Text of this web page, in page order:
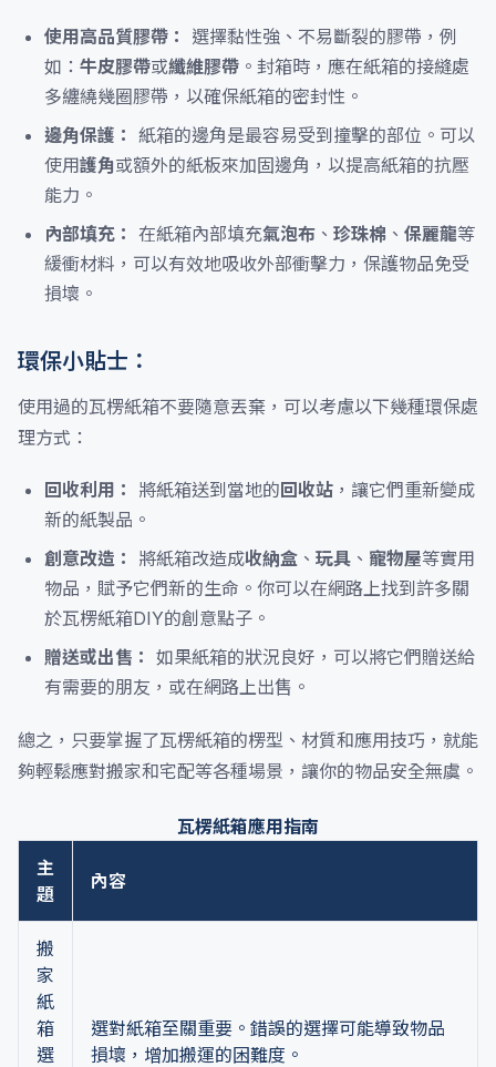
使用高品質膠帶：
選擇黏性強、不易斷裂的膠帶，例
如： 牛皮膠帶或纖維膠帶 。封箱時，應在紙箱的接縫處
多纏繞幾圈膠帶，以確保紙箱的密封性。
邊角保護： 紙箱的邊角是最容易受到撞擊的部位。可以
使用護角或額外的紙板來加固邊角，以提高紙箱的抗壓
能力。
內部填充： 在紙箱內部填充氣泡布 、 珍珠棉 、 保麗龍等
緩衝材料，可以有效地吸收外部衝擊力，保護物品免受
損壞。
環保小貼士：
使用過的瓦楞紙箱不要隨意丟棄，可以考慮以下幾種環保處
理方式：
回收利用： 將紙箱送到當地的 回收站 ，讓它們重新變成
新的紙製品。
創意改造：
將紙箱改造成收納盒 、 玩具 、 寵物屋等實用
物品，賦予它們新的生命。你可以在網路上找到許多關
於瓦楞紙箱DIY的創意點子。
贈送或出售： 如果紙箱的狀況良好，可以將它們贈送給
有需要的朋友，或在網路上出售。
總之，只要掌握了瓦楞紙箱的楞型、材質和應用技巧，就能
夠輕鬆應對搬家和宅配等各種場景，讓你的物品安全無虞。
瓦楞紙箱應用指南
主
題
內容
搬
家
紙
箱
選
選對紙箱至關重要。錯誤的選擇可能導致物品
損壞，增加搬運的困難度。